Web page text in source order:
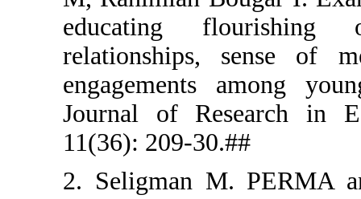
Journal of
11(36):
2.